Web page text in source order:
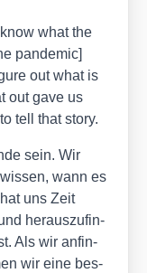
what the
pan­de­mic]
out what is
out gave us
tell that sto­ry.
sein. Wir
wann es
uns Zeit
her­aus­zu­fin­
Als wir anfin­
wir eine bes­